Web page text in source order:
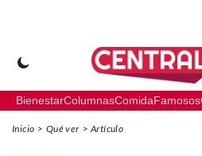
BienestarColumnasComidaFamosos
Inicio Qué ver Artículo